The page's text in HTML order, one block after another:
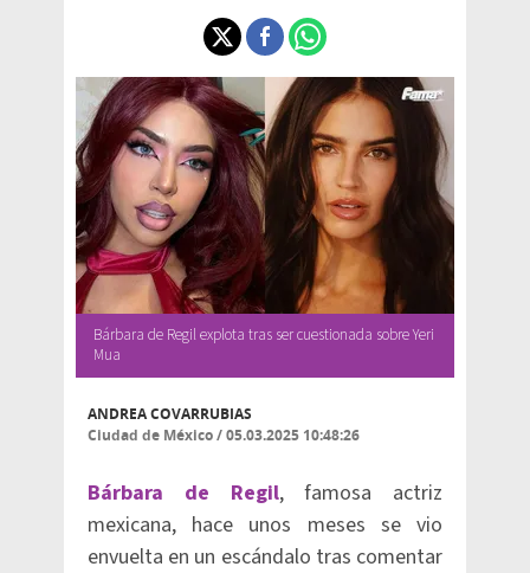
Bárbara de Regil explota tras ser cuestionada sobre Yeri
Mua
ANDREA COVARRUBIAS
Ciudad de México/05.03.2025 10:48:26
Bárbara de Regil, famosa actriz
mexicana, hace unos meses se vio
envuelta en un escándalo tras comentar